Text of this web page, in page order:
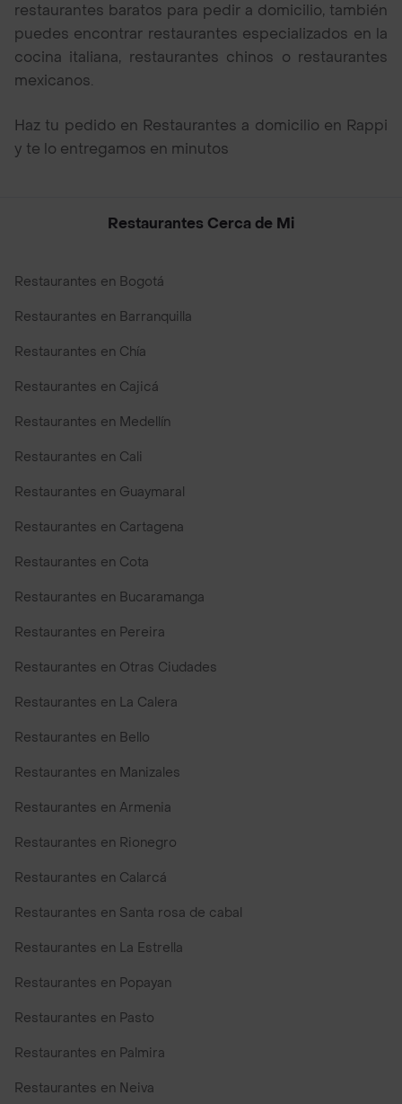
restaurantes baratos para pedir a domicilio, también
puedes encontrar restaurantes especializados en la
cocina italiana, restaurantes chinos o restaurantes
mexicanos.
Haz tu pedido en Restaurantes a domicilio en Rappi
y te lo entregamos en minutos
Restaurantes Cerca de Mi
Restaurantes en Bogotá
Restaurantes en Barranquilla
Restaurantes en Chía
Restaurantes en Cajicá
Restaurantes en Medellín
Restaurantes en Cali
Restaurantes en Guaymaral
Restaurantes en Cartagena
Restaurantes en Cota
Restaurantes en Bucaramanga
Restaurantes en Pereira
Restaurantes en Otras Ciudades
Restaurantes en La Calera
Restaurantes en Bello
Restaurantes en Manizales
Restaurantes en Armenia
Restaurantes en Rionegro
Restaurantes en Calarcá
Restaurantes en Santa rosa de cabal
Restaurantes en La Estrella
Restaurantes en Popayan
Restaurantes en Pasto
Restaurantes en Palmira
Restaurantes en Neiva